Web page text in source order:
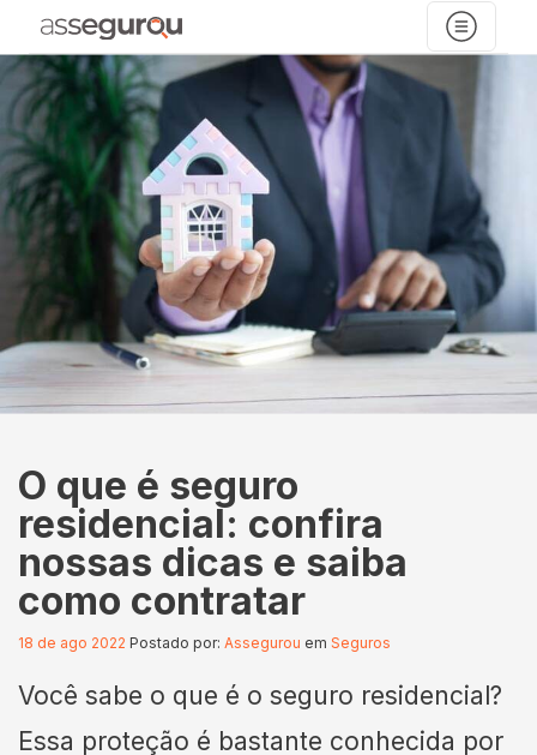
O que é seguro
residencial: confira
nossas dicas e saiba
como contratar
18 de ago 2022 Postado por: Assegurou em Seguros
Você sabe o que é o seguro residencial?
Essa proteção é bastante conhecida por